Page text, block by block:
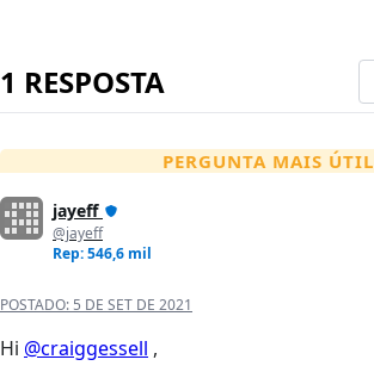
1 RESPOSTA
PERGUNTA MAIS ÚTIL
jayeff
@jayeff
Rep: 546,6 mil
POSTADO: 5 DE SET DE 2021
Hi @craiggessell ,